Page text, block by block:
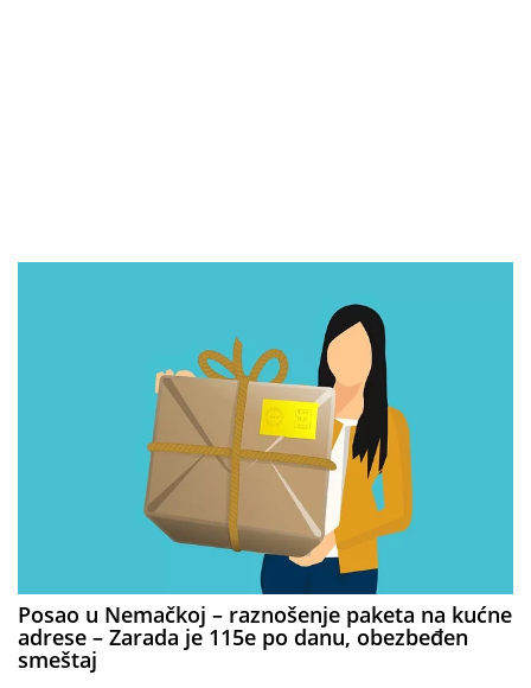
Posao u Nemačkoj – raznošenje paketa na kućne
adrese – Zarada je 115e po danu, obezbeđen
smeštaj